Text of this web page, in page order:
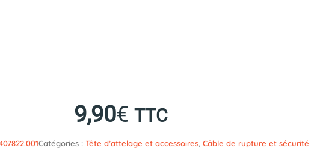
9,90€ TTC
Catégories :Tête d’attelage et accessoires,Câble de rupture et sécurité